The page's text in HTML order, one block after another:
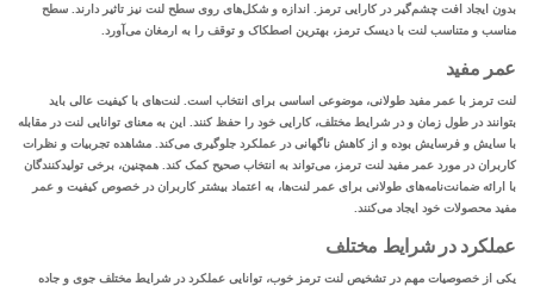
بدون ایجاد افت چشم‌گیر در کارایی ترمز. اندازه و شکل‌های روی سطح لنت نیز تاثیر دارند. سطح
مناسب و متناسب لنت با دیسک ترمز، بهترین اصطکاک و توقف را به ارمغان می‌آورد.
عمر مفید
لنت ترمز با عمر مفید طولانی، موضوعی اساسی برای انتخاب است. لنت‌های با کیفیت عالی باید
بتوانند در طول زمان و در شرایط مختلف، کارایی خود را حفظ کنند. این به معنای توانایی لنت در مقابله
با سایش و فرسایش بوده و از کاهش ناگهانی در عملکرد جلوگیری می‌کند. مشاهده تجربیات و نظرات
کاربران در مورد عمر مفید لنت ترمز، می‌تواند به انتخاب صحیح کمک کند. همچنین، برخی تولیدکنندگان
با ارائه ضمانت‌نامه‌های طولانی برای عمر لنت‌ها، به اعتماد بیشتر کاربران در خصوص کیفیت و عمر
مفید محصولات خود ایجاد می‌کنند.
عملکرد در شرایط مختلف
یکی از خصوصیات مهم در تشخیص لنت ترمز خوب، توانایی عملکرد در شرایط مختلف جوی و جاده